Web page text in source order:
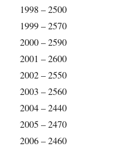
1998 – 2500
1999 – 2570
2000 – 2590
2001 – 2600
2002 – 2550
2003 – 2560
2004 – 2440
2005 – 2470
2006 – 2460